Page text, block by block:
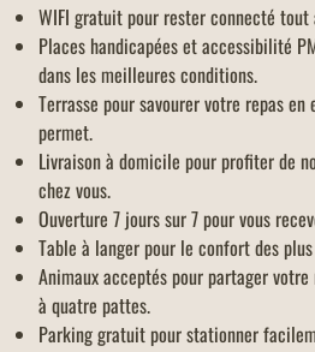
WIFI gratuit pour rester connecté tout
Places handicapées et accessibilité
dans les meilleures conditions.
Terrasse pour savourer votre repas
permet.
Livraison à domicile pour profiter de
chez vous.
Ouverture 7 jours sur 7 pour vous
Table à langer pour le confort des
Animaux acceptés pour partager votre
à quatre pattes.
Parking gratuit pour stationner